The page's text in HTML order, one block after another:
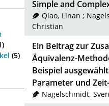
(5)
Simple and
Qiao, Linan ;
Christian
Ein Beitrag zur
Äquivalenz-
Beispiel
Parameter und
Nagelschmidt, Sven